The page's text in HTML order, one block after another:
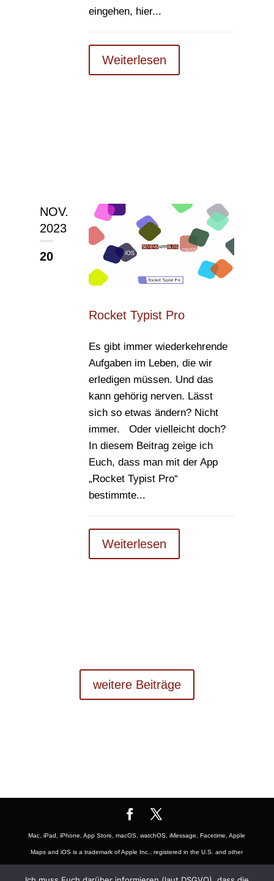
eingehen, hier...
Weiterlesen
NOV.
2023
20
Rocket Typist Pro
Es gibt immer wiederkehrende
Aufgaben im Leben, die wir
erledigen müssen. Und das
kann gehörig nerven. Lässt
sich so etwas ändern? Nicht
immer. Oder vielleicht doch?
In diesem Beitrag zeige ich
Euch, dass man mit der App
„Rocket Typist Pro“
bestimmte...
Weiterlesen
weitere Beiträge
Mac, iPad, iPhone, App Store, macOS, watchOS, iMessage, Facetime, Apple
Maps and iOS is a trademark of Apple Inc., registered in the U.S. and other